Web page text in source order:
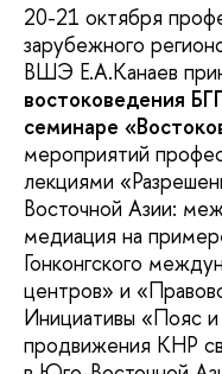
20-21 октября
зарубежного
ВШЭ Е.А.Канаев
востоковедения
семинаре
мероприятий
лекциями
Восточной Азии:
медиация на
Гонконгского
центров» и
Инициативы «Пояс
продвижения КНР